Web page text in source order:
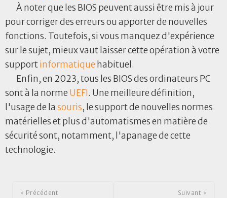
À noter que les BIOS peuvent aussi être mis à jour
pour corriger des erreurs ou apporter de nouvelles
fonctions. Toutefois, si vous manquez d'expérience
sur le sujet, mieux vaut laisser cette opération à votre
supportinformatique habituel.
Enfin, en 2023, tous les BIOS des ordinateurs PC
sont à la norme UEFI. Une meilleure définition,
l'usage de la souris, le support de nouvelles normes
matérielles et plus d'automatismes en matière de
sécurité sont, notamment, l'apanage de cette
technologie.
‹ Précédent Suivant ›